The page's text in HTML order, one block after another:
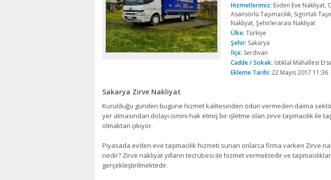
Hizmetlerimiz: Evden Eve Nakliyat,
Asansörlü Taşımacılık, Sigortalı
Nakliyat, Şehirlerarası Nakliyat
Ülke: Türkiye
Şehir: Sakarya
İlçe: Serdivan
Cadde / Sokak: İstiklal Mahallesi
Ekleme Tarihi: 22 Mayıs 2017 11:36
Sakarya Zirve Nakliyat
Kurulduğu günden bugüne hizmet kalitesinden ödün vermeden daima
yer almasından dolayı ismini hak etmiş bir işletme olan zirve taşımacılık ile
olmaktan çıkıyor.
Piyasada evden eve taşımacılık hizmeti sunan onlarca firma varken Zirve
nedir? Zirve nakliyat yılların tecrübesi ile hizmet vermektedir ve
gerçekleştirilmektedir.